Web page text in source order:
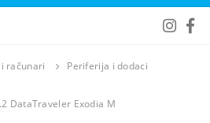
računari
Periferija i dodaci
DataTraveler Exodia M